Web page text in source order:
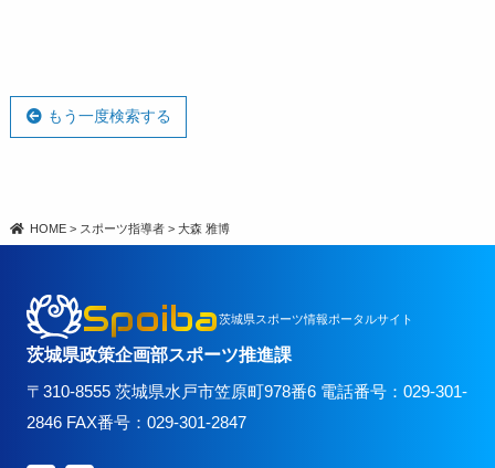
もう一度検索する
HOME > スポーツ指導者 >大森 雅博
Spoiba茨城県スポーツ情報ポータルサイト
茨城県政策企画部スポーツ推進課
〒310-8555 茨城県水戸市笠原町978番6 電話番号：029-301-
2846 FAX番号：029-301-2847